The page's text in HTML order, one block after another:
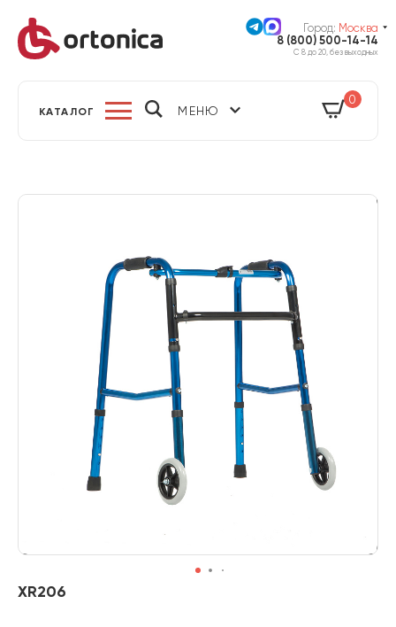
Город: Москва
8 (800) 500-14-14
С 8 до 20, без выходных
КАТАЛОГ МЕНЮ
0
XR206